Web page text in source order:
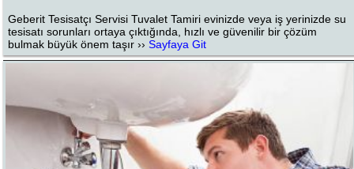
Geberit Tesisatçı Servisi Tuvalet Tamiri evinizde veya iş yerinizde su
tesisatı sorunları ortaya çıktığında, hızlı ve güvenilir bir çözüm
bulmak büyük önem taşır ››Sayfaya Git